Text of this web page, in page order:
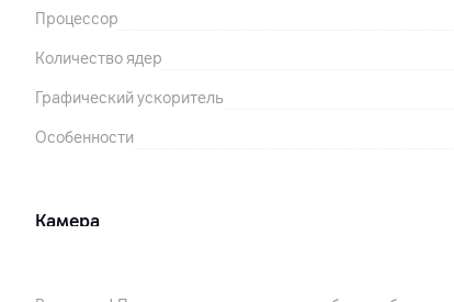
Процессор
Количество ядер
Графический ускоритель
Особенности
Камера